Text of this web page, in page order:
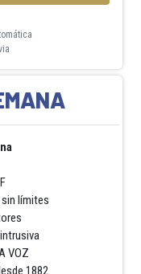
límites
VOZ
1882